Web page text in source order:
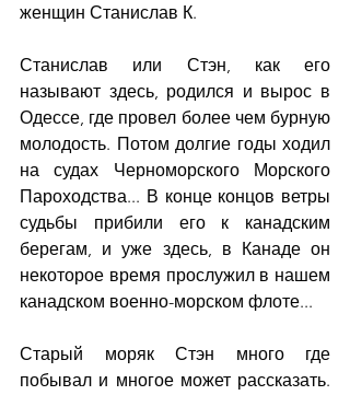
женщин Станислав К.
Станислав или Стэн, как его
называют здесь, родился и вырос в
Одессе, где провел более чем бурную
молодость. Потом долгие годы ходил
на судах Черноморского Морского
Пароходства... В конце концов ветры
судьбы прибили его к канадским
берегам, и уже здесь, в Канаде он
некоторое время прослужил в нашем
канадском военно-морском флоте...
Старый моряк Стэн много где
побывал и многое может рассказать.